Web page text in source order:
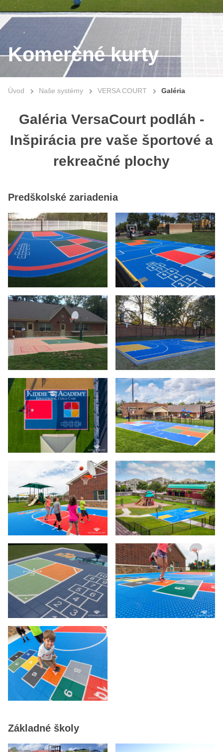
Komerčné kurty
Úvod Naše systémy VERSA COURT Galéria
Galéria VersaCourt podláh -
Inšpirácia pre vaše športové a
rekreačné plochy
Predškolské zariadenia
Základné školy